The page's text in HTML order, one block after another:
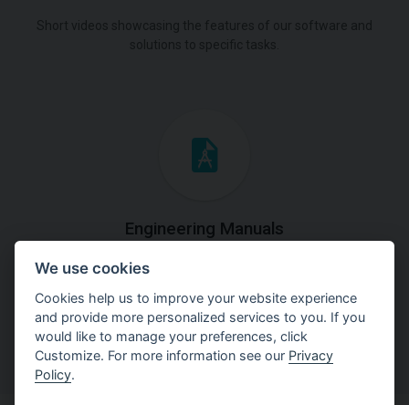
Engineering Manuals
Step by steps guides on how
to solve a specific tasks.
We use cookies
Cookies help us to improve your website experience
and provide more personalized services to you. If you
would like to manage your preferences, click
Customize. For more information see our Privacy
Policy.